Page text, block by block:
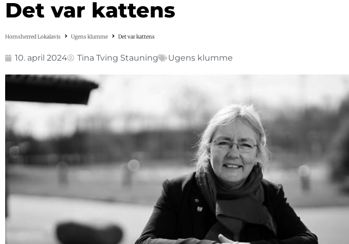
Det var kattens
Hornsherred Lokalavis Ugens klumme Det var kattens
10. april 2024 Tina Tving Stauning Ugens klumme